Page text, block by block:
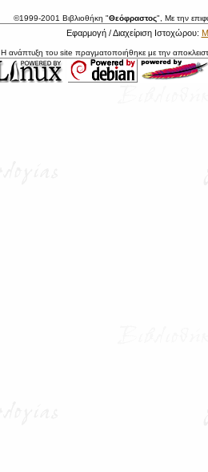
©1999-2001 Βιβλιοθήκη "Θεόφραστος", Με την
Εφαρμογή / Διαχείριση Ιστοχώρου:
Η ανάπτυξη του site πραγματοποιήθηκε με την